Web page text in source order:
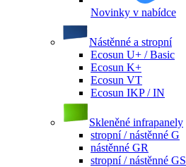
Novinky v nabídce
Nástěnné a stropní
Ecosun U+ / Basic
Ecosun K+
Ecosun VT
Ecosun IKP / IN
Skleněné infrapanely
stropní / nástěnné G
nástěnné GR
stropní / nástěnné GS